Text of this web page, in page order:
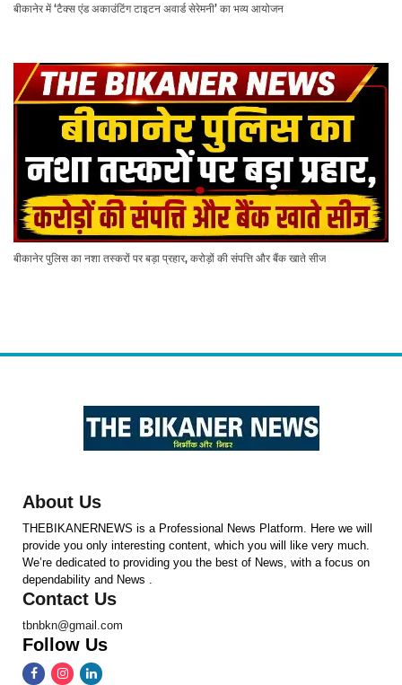
बीकानेर में ‘टैक्स एंड अकाउंटिंग टाइटन अवार्ड सेरेमनी’ का भव्य आयोजन
बीकानेर पुलिस का नशा तस्करों पर बड़ा प्रहार, करोड़ों की संपत्ति और बैंक खाते सीज
About Us
THEBIKANERNEWS is a Professional News Platform. Here we will
provide you only interesting content, which you will like very much.
We’re dedicated to providing you the best of News, with a focus on
dependability and News .
Contact Us
tbnbkn@gmail.com
Follow Us